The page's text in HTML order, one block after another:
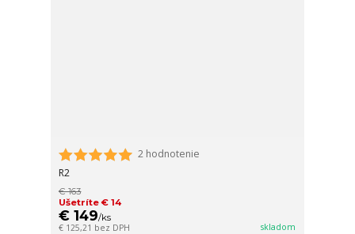
2 hodnotenie
R2
€ 163
Ušetríte € 14
€ 149/ks
€ 125,21 bez DPH skladom